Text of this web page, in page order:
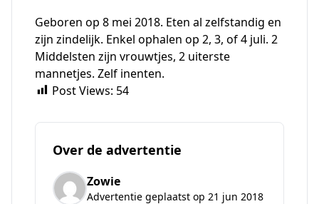
Geboren op 8 mei 2018. Eten al zelfstandig en
zijn zindelijk. Enkel ophalen op 2, 3, of 4 juli. 2
Middelsten zijn vrouwtjes, 2 uiterste
mannetjes. Zelf inenten.
Post Views: 54
Over de advertentie
Zowie
Advertentie geplaatst op 21 jun 2018